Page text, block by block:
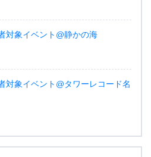
対象イベント@静かの海
対象イベント@タワーレコード名